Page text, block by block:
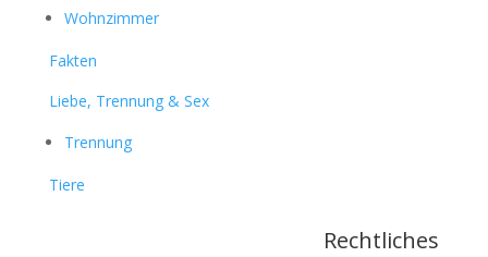
Wohnzimmer
Fakten
Liebe, Trennung & Sex
Trennung
Tiere
Rechtliches